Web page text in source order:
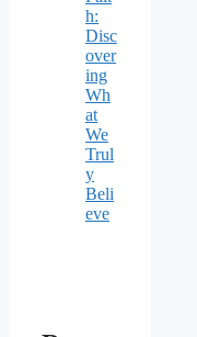
h:
Disc
over
ing
Wh
at
We
Trul
y
Beli
eve